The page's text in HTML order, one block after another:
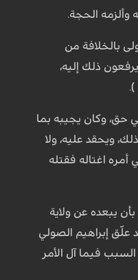
وألزمه الحجة.
بالخلافة من
ذلك إليه،
حق، وكان يجيبه بما
ويحقد عليه، ولا
أمره اغتاله فقتله
يبعده عن ولاية
إبراهيم الصولي
فيما آل الأمر